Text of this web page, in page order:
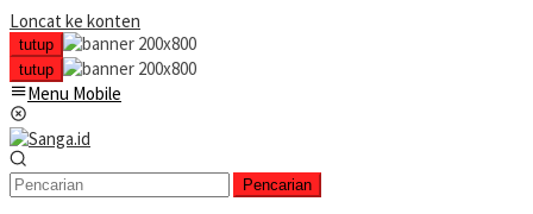
Loncat ke konten
tutup
tutup
Menu Mobile
Pencarian